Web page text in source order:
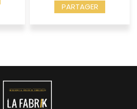
PARTAGER